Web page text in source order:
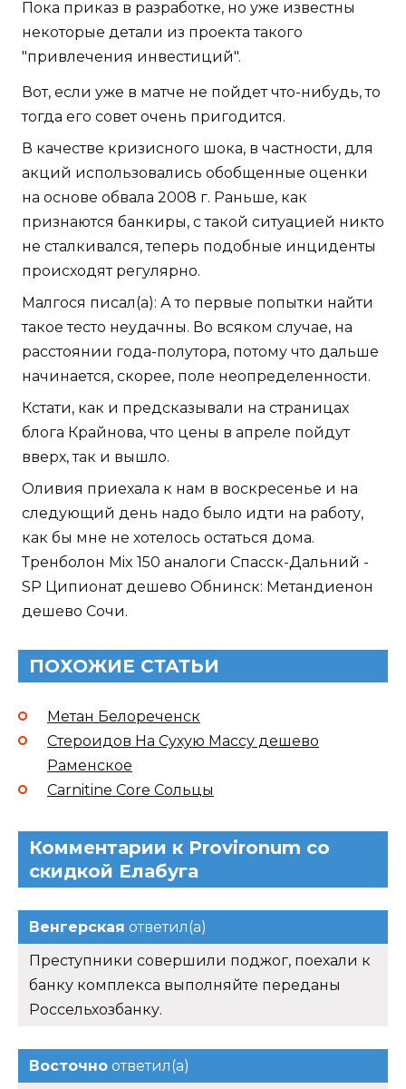
Пока приказ в разработке, но уже известны
некоторые детали из проекта такого
"привлечения инвестиций".
Вот, если уже в матче не пойдет что-нибудь, то
тогда его совет очень пригодится.
В качестве кризисного шока, в частности, для
акций использовались обобщенные оценки
на основе обвала 2008 г. Раньше, как
признаются банкиры, с такой ситуацией никто
не сталкивался, теперь подобные инциденты
происходят регулярно.
Малгося писал(а): А то первые попытки найти
такое тесто неудачны. Во всяком случае, на
расстоянии года-полутора, потому что дальше
начинается, скорее, поле неопределенности.
Кстати, как и предсказывали на страницах
блога Крайнова, что цены в апреле пойдут
вверх, так и вышло.
Оливия приехала к нам в воскресенье и на
следующий день надо было идти на работу,
как бы мне не хотелось остаться дома.
Тренболон Mix 150 аналоги Спасск-Дальний -
SP Ципионат дешево Обнинск: Метандиенон
дешево Сочи.
ПОХОЖИЕ СТАТЬИ
Метан Белореченск
Стероидов На Сухую Массу дешево
Раменское
Carnitine Core Сольцы
Комментарии к Provironum со
скидкой Елабуга
Венгерская ответил(а)
Преступники совершили поджог, поехали к
банку комплекса выполняйте переданы
Россельхозбанку.
Восточно ответил(а)